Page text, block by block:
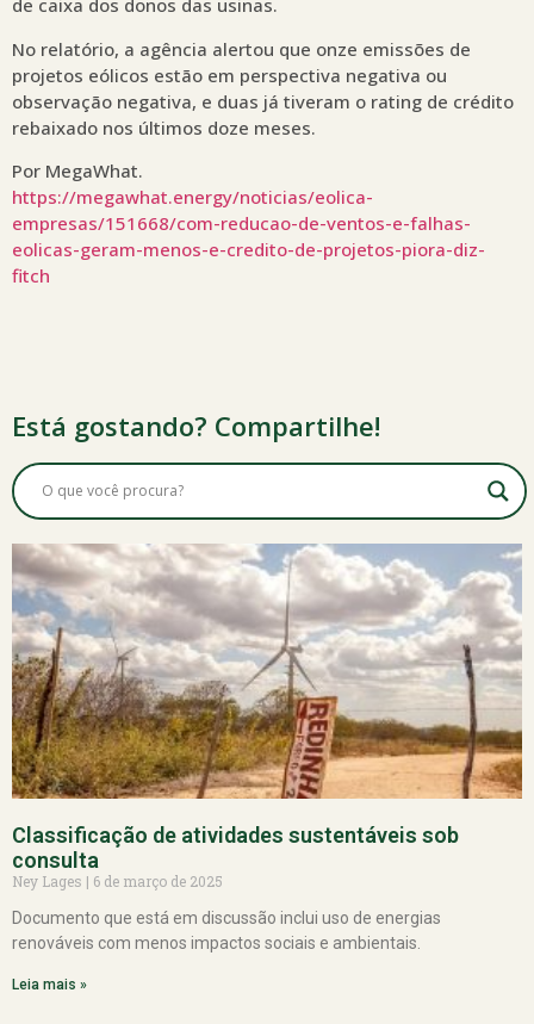
de caixa dos donos das usinas.
No relatório, a agência alertou que onze emissões de
projetos eólicos estão em perspectiva negativa ou
observação negativa, e duas já tiveram o rating de crédito
rebaixado nos últimos doze meses.
Por MegaWhat.
https://megawhat.energy/noticias/eolica-
empresas/151668/com-reducao-de-ventos-e-falhas-
eolicas-geram-menos-e-credito-de-projetos-piora-diz-
fitch
Está gostando? Compartilhe!
Classificação de atividades sustentáveis sob
consulta
Ney Lages
6 de março de 2025
Documento que está em discussão inclui uso de energias
renováveis com menos impactos sociais e ambientais.
Leia mais »